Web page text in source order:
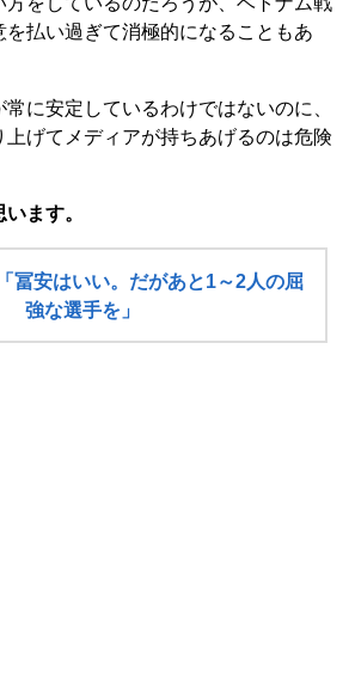
払い過ぎて消極的になることもあ
に安定しているわけではないのに、
上げてメディアが持ちあげるのは危険
ます。
冨安はいい。だがあと1～2人の屈
強な選手を」